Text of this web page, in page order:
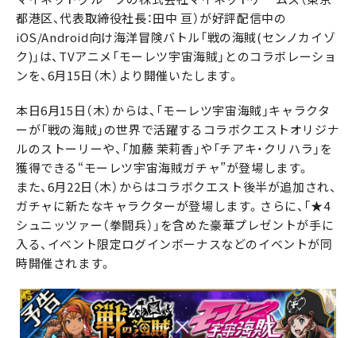
都港区、代表取締役社長：田中 亘）が好評配信中の
iOS/Android向け海洋冒険バトル「戦の海賊(センノカイゾ
ク)」は、TVアニメ「モーレツ宇宙海賊」とのコラボレーショ
ンを、6月15日（木）より開催いたします。
本日6月15日（木）からは、「モーレツ宇宙海賊」キャラクタ
ーが「戦の海賊」の世界で活躍するコラボクエストオリジナ
ルのストーリーや、「加藤 茉莉香」や「チアキ・クリハラ」を
獲得できる“モーレツ宇宙海賊ガチャ”が登場します。
また、6月22日（木）からはコラボクエスト後半が追加され、
ガチャに新たなキャラクターが登場します。さらに、「★4
シュニッツァー（拳闘兵）」を含めた豪華プレゼントが手に
入る、イベント限定ログインボーナスなどのイベントが同
時開催されます。